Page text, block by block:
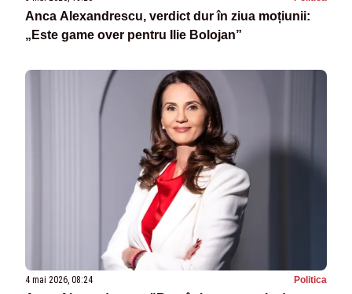
Anca Alexandrescu, verdict dur în ziua moțiunii:
„Este game over pentru Ilie Bolojan”
4 mai 2026, 08:24 Politica